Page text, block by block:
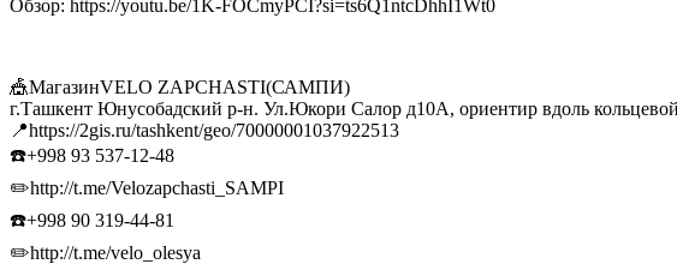
Обзор: https://youtu.be/1K-FOCmyPCI?si=ts6Q1ntcDhhI1Wt0
🎪МагазинVELO ZAPCHASTI(САМПИ)
г.Ташкент Юнусобадский р-н. Ул.Юкори Салор д10А, ориентир вдоль
📍https://2gis.ru/tashkent/geo/70000001037922513
☎️+998 93 537-12-48
✏️http://t.me/Velozapchasti_SAMPI
☎️+998 90 319-44-81
✏️http://t.me/velo_olesya